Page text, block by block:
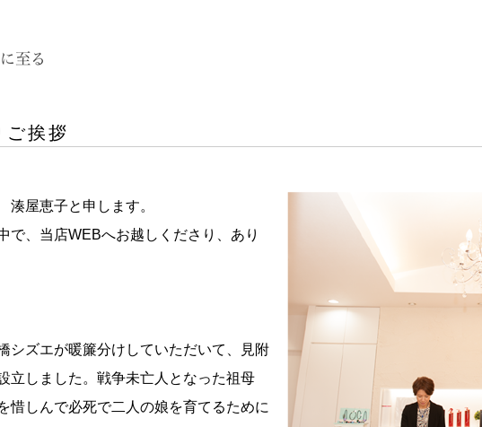
挨拶
屋恵子と申します。
で、当店WEBへお越しくださり、あり
シズエが暖簾分けしていただいて、見附
立しました。戦争未亡人となった祖母
惜しんで必死で二人の娘を育てるために